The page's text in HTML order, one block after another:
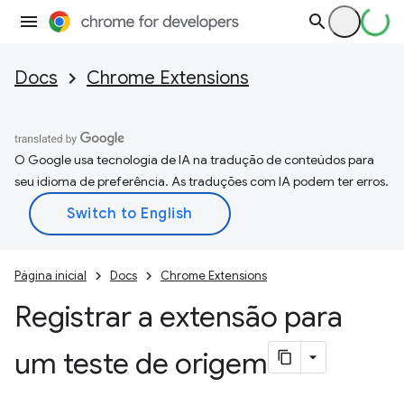
Docs Chrome Extensions
O Google usa tecnologia de IA na tradução de conteúdos para
seu idioma de preferência. As traduções com IA podem ter erros.
Página inicial Docs Chrome Extensions
Registrar a extensão para
um teste de origem